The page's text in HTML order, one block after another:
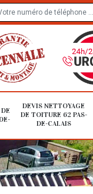
DEVIS NETTOYAGE
DE TOITURE 62 PAS-
DE-CALAIS